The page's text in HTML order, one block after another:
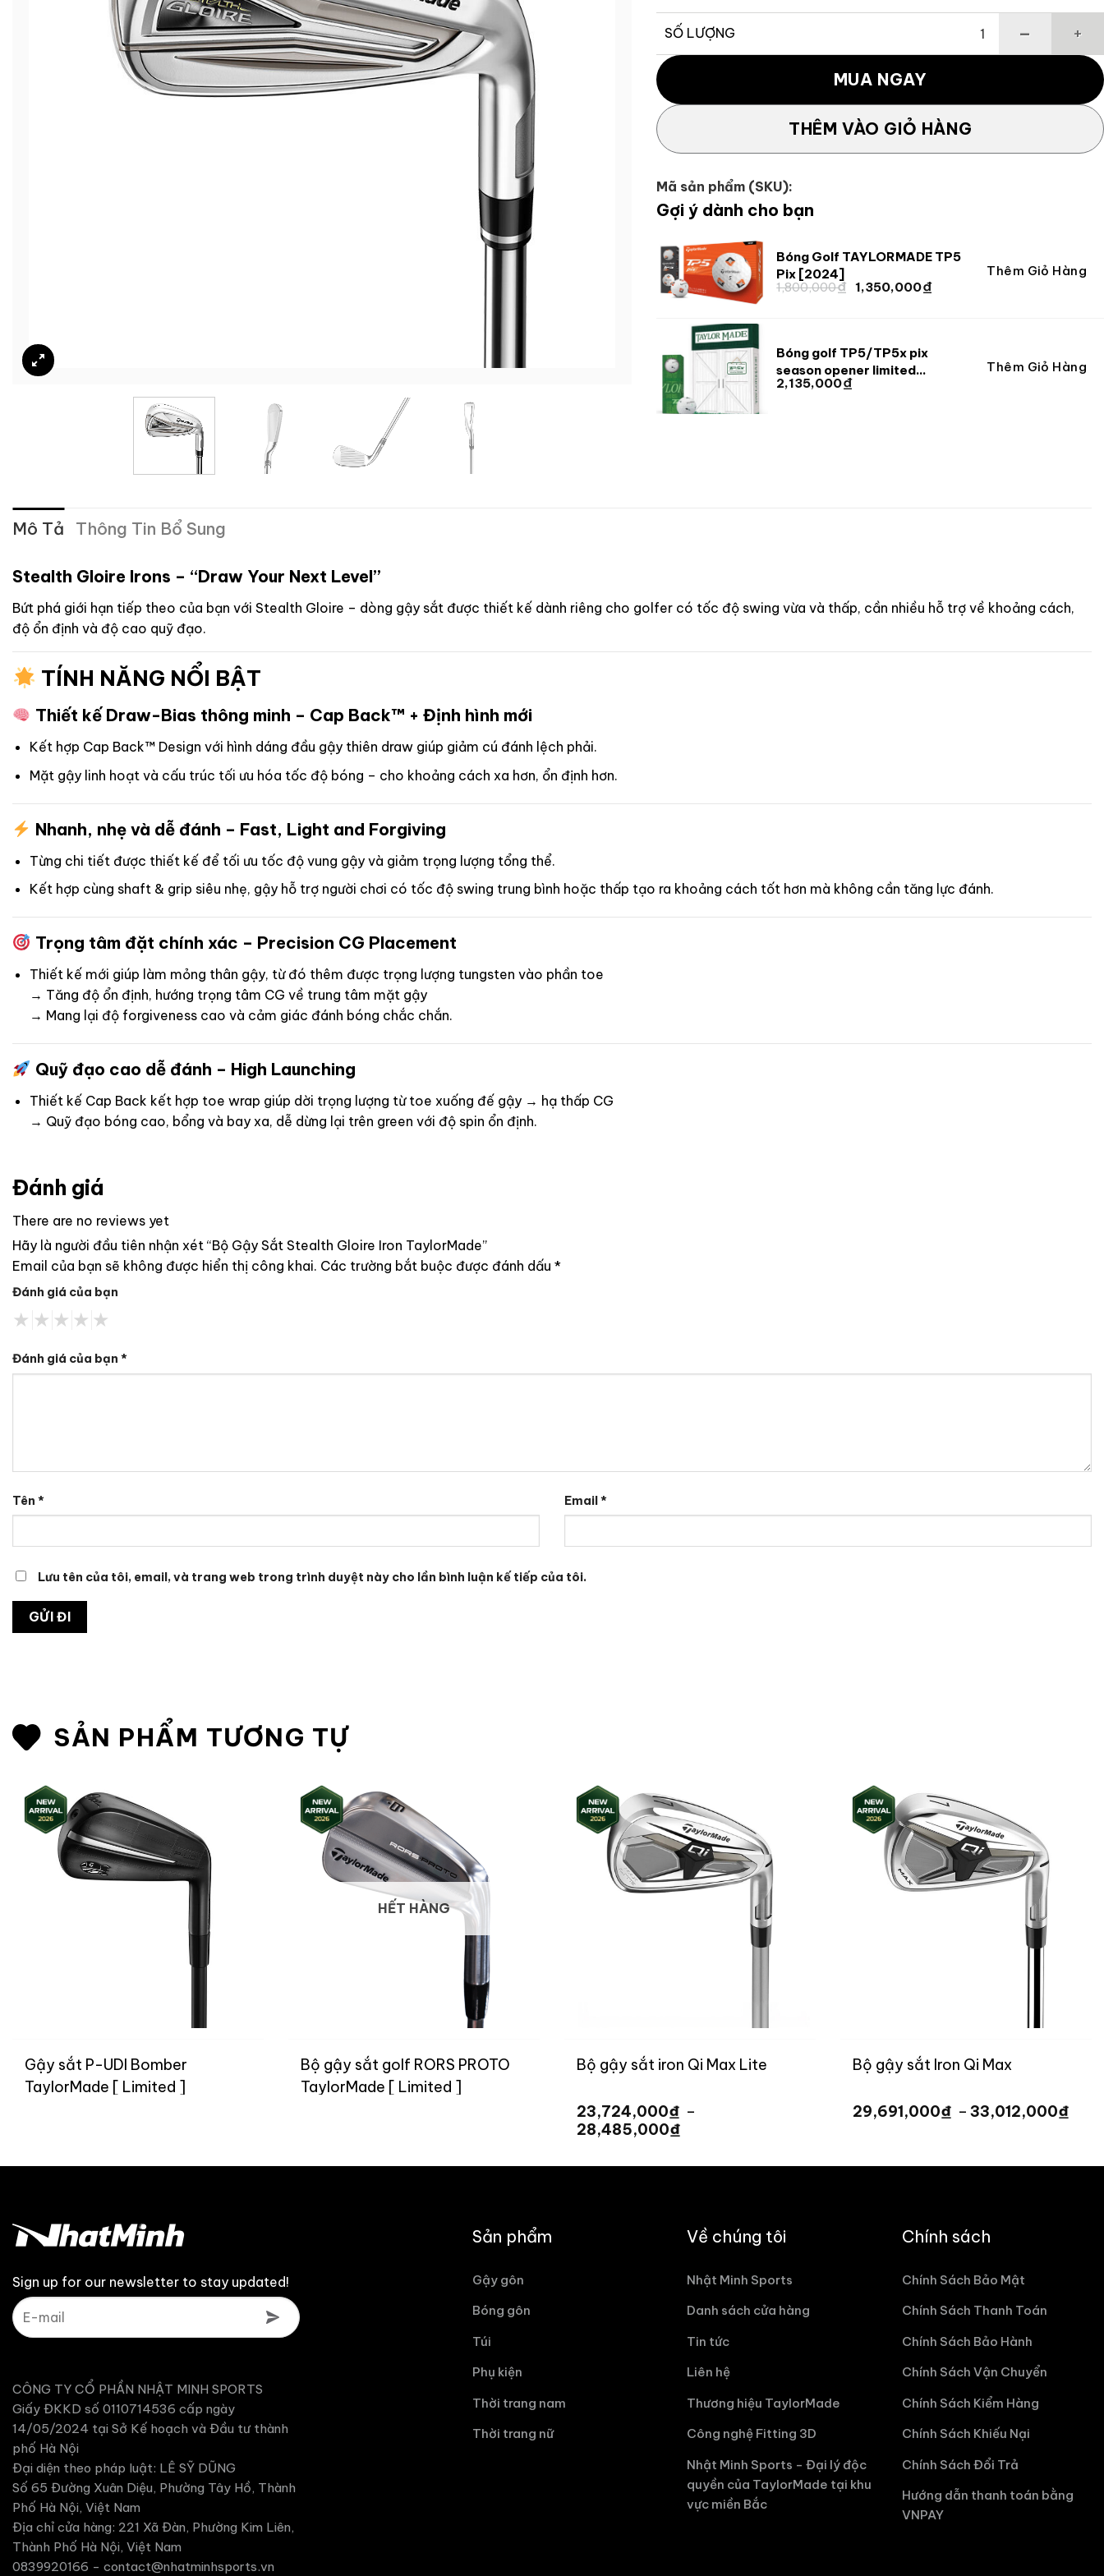
SỐ LƯỢNG
Bộ Gậy Sắt Stealth Gloire Iron TaylorMade số lượng
THÊM VÀO GIỎ HÀNG
MUA NGAY
Mã sản phẩm (SKU):
Gợi ý dành cho bạn
Bóng Golf TAYLORMADE TP5
Pix [2024]
1,800,000₫ Giá
1,350,000₫
Giá
GiáThêm Giỏ Hàng
Bóng golf TP5/TP5x pix
season opener limited
TaylorMade 2026 [ Limited ]
2,135,000₫
Thêm Giỏ Hàng
Mô Tả Thông Tin Bổ Sung
Stealth Gloire Irons – “Draw Your Next Level”
Bứt phá giới hạn tiếp theo của bạn với Stealth Gloire – dòng gậy sắt được thiết kế dành riêng cho golfer có tốc độ swing vừa và thấp, cần nhiều hỗ trợ về khoảng cách,
độ ổn định và độ cao quỹ đạo.
TÍNH NĂNG NỔI BẬT
Thiết kế Draw-Bias thông minh – Cap Back™ + Định hình mới
Kết hợp Cap Back™ Design với hình dáng đầu gậy thiên draw giúp giảm cú đánh lệch phải.
Mặt gậy linh hoạt và cấu trúc tối ưu hóa tốc độ bóng – cho khoảng cách xa hơn, ổn định hơn.
Nhanh, nhẹ và dễ đánh – Fast, Light and Forgiving
Từng chi tiết được thiết kế để tối ưu tốc độ vung gậy và giảm trọng lượng tổng thể.
Kết hợp cùng shaft & grip siêu nhẹ, gậy hỗ trợ người chơi có tốc độ swing trung bình hoặc thấp tạo ra khoảng cách tốt hơn mà không cần tăng lực đánh.
Trọng tâm đặt chính xác – Precision CG Placement
Thiết kế mới giúp làm mỏng thân gậy, từ đó thêm được trọng lượng tungsten vào phần toe
→ Tăng độ ổn định, hướng trọng tâm CG về trung tâm mặt gậy
→ Mang lại độ forgiveness cao và cảm giác đánh bóng chắc chắn.
Quỹ đạo cao dễ đánh – High Launching
Thiết kế Cap Back kết hợp toe wrap giúp dời trọng lượng từ toe xuống đế gậy → hạ thấp CG
→ Quỹ đạo bóng cao, bổng và bay xa, dễ dừng lại trên green với độ spin ổn định.
Đánh giá
There are no reviews yet
Hãy là người đầu tiên nhận xét “Bộ Gậy Sắt Stealth Gloire Iron TaylorMade”
Email của bạn sẽ không được hiển thị công khai. Các trường bắt buộc được đánh dấu *
Đánh giá của bạn
Đánh giá của bạn *
Tên * Email*
Lưu tên của tôi, email, và trang web trong trình duyệt này cho lần bình luận kế tiếp của tôi.
SẢN PHẨM TƯƠNG TỰ
Gậy sắt P-UDI Bomber
TaylorMade [ Limited ]
HẾT HÀNG
Bộ gậy sắt golf RORS PROTO
TaylorMade [ Limited ]
Bộ gậy sắt iron Qi Max Lite
23,724,000₫ –
28,485,000₫
23,724,000 ₫
Bộ gậy sắt Iron Qi Max
29,691,000₫ – 33,012,000₫
đến
Sign up for our newsletter to stay updated!
CÔNG TY CỔ PHẦN NHẬT MINH SPORTS
Giấy ĐKKD số 0110714536 cấp ngày
14/05/2024 tại Sở Kế hoạch và Đầu tư thành
phố Hà Nội
Đại diện theo pháp luật: LÊ SỸ DŨNG
Số 65 Đường Xuân Diệu, Phường Tây Hồ, Thành
Phố Hà Nội, Việt Nam
Địa chỉ cửa hàng: 221 Xã Đàn, Phường Kim Liên,
Thành Phố Hà Nội, Việt Nam
0839920166 - contact@nhatminhsports.vn
Sản phẩm
Gậy gôn
Bóng gôn
Túi
Phụ kiện
Thời trang nam
Thời trang nữ
Về chúng tôi
Nhật Minh Sports
Danh sách cửa hàng
Tin tức
Liên hệ
Thương hiệu TaylorMade
Công nghệ Fitting 3D
Nhật Minh Sports - Đại lý độc
quyền của TaylorMade tại khu
vực miền Bắc
Chính sách
Chính Sách Bảo Mật
Chính Sách Thanh Toán
Chính Sách Bảo Hành
Chính Sách Vận Chuyển
Chính Sách Kiểm Hàng
Chính Sách Khiếu Nại
Chính Sách Đổi Trả
Hướng dẫn thanh toán bằng
VNPAY